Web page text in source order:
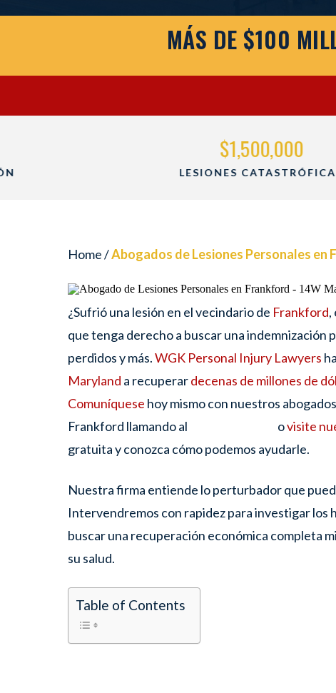
MÁS DE $100
LESIONES CATASTRÓFICAS
Home/Abogados de Lesiones Personales en
¿Sufrió una lesión en el vecindario de Frankford,
que tenga derecho a buscar una indemnización
perdidos y más.WGK Personal Injury Lawyers
Maryland a recuperardecenas de millones de
Comuníquese hoy mismo con nuestros
Frankford llamando al
ovisite
gratuita y conozca cómo podemos ayudarle.
Nuestra firma entiende lo perturbador que
Intervendremos con rapidez para investigar los
buscar una recuperación económica completa
su salud.
Table of Contents